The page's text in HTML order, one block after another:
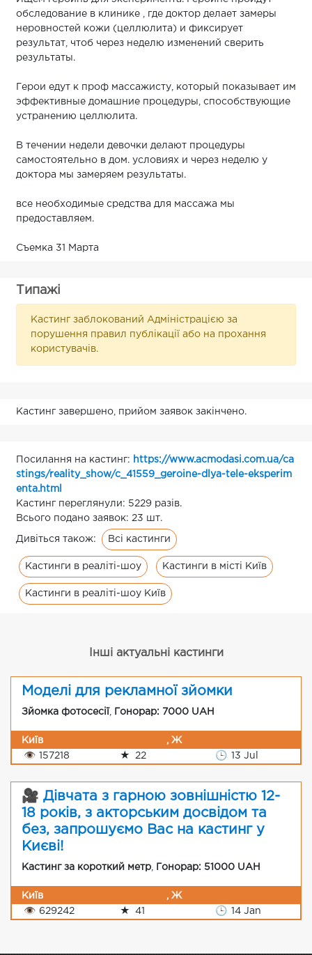
обследование в клинике , где доктор делает замеры
неровностей кожи (целлюлита) и фиксирует
результат, чтоб через неделю изменений сверить
результаты.
Герои едут к проф массажисту, который показывает им
эффективные домашние процедуры, способствующие
устранению целлюлита.
В течении недели девочки делают процедуры
самостоятельно в дом. условиях и через неделю у
доктора мы замеряем результаты.
все необходимые средства для массажа мы
предоставляем.
Съемка 31 Марта
Типажі
Кастинг заблокований Адміністрацією за
порушення правил публікації або на прохання
користувачів.
Кастинг завершено, прийом заявок закінчено.
Посилання на кастинг: https://www.acmodasi.com.ua/ca
stings/reality_show/c_41559_geroine-dlya-tele-eksperim
enta.html
Кастинг переглянули: 5229 разів.
Всього подано заявок: 23 шт.
Дивіться також: Всі кастинги
Кастинги в реаліті-шоу Кастинги в місті Київ
Кастинги в реаліті-шоу Київ
Інші актуальні кастинги
Моделі для рекламної зйомки
Зйомка фотосесії Гонорар: 7000 UAH
Київ
, Ж
👁 157218 ★ 22 🕒 13 Jul
🎥 Дівчата з гарною зовнішністю 12-
18 років, з акторським досвідом та
без, запрошуємо Вас на кастинг у
Києві!
Кастинг за короткий метр Гонорар: 51000 UAH
Київ
, Ж
👁 629242 ★ 41 🕒 14 Jan